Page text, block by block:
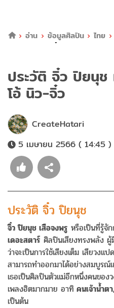
อ่าน
ข้อมูลศิลปิน ไทย
ศิลปินดูโอ้ นิว-จิ๋ว
ประวัติ จิ๋ว ปิยนุ
โอ้ นิว-จิ๋ว
CreateHatari
5 เมษายน 2566 ( 14:45 )
ประวัติ จิ๋ว ปิยนุช
จิ๋ว ปิยนุช เสือจงพรู หรือเป็นที่รู้จั
เดอะสตาร์ ศิลปินเสียงทรงพลัง ผู้
ว่าจะเป็นการใช้เสียงเต็ม เสียวงแ
สามารถทำออกมาได้อย่างสมบูร
เธอเป็นศิลปินตัวแม่อีกหนึ่งคนของ
เพลงฮิตมากมาย อาทิ คนเจ้าน้ำต
เป็นต้น